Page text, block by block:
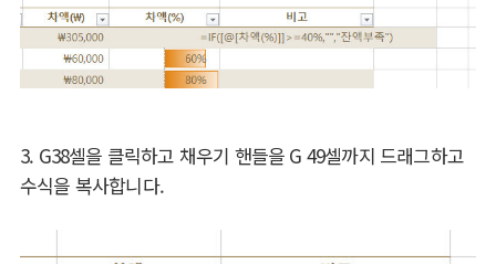
3. G38셀을 클릭하고 채우기 핸들을 G 49셀까지 드래그하고
수식을 복사합니다.